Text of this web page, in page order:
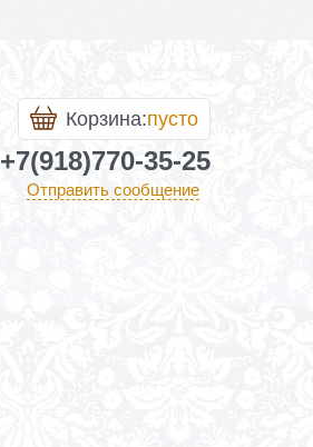
Корзина:пусто
+7(918)770-35-25
Отправить сообщение